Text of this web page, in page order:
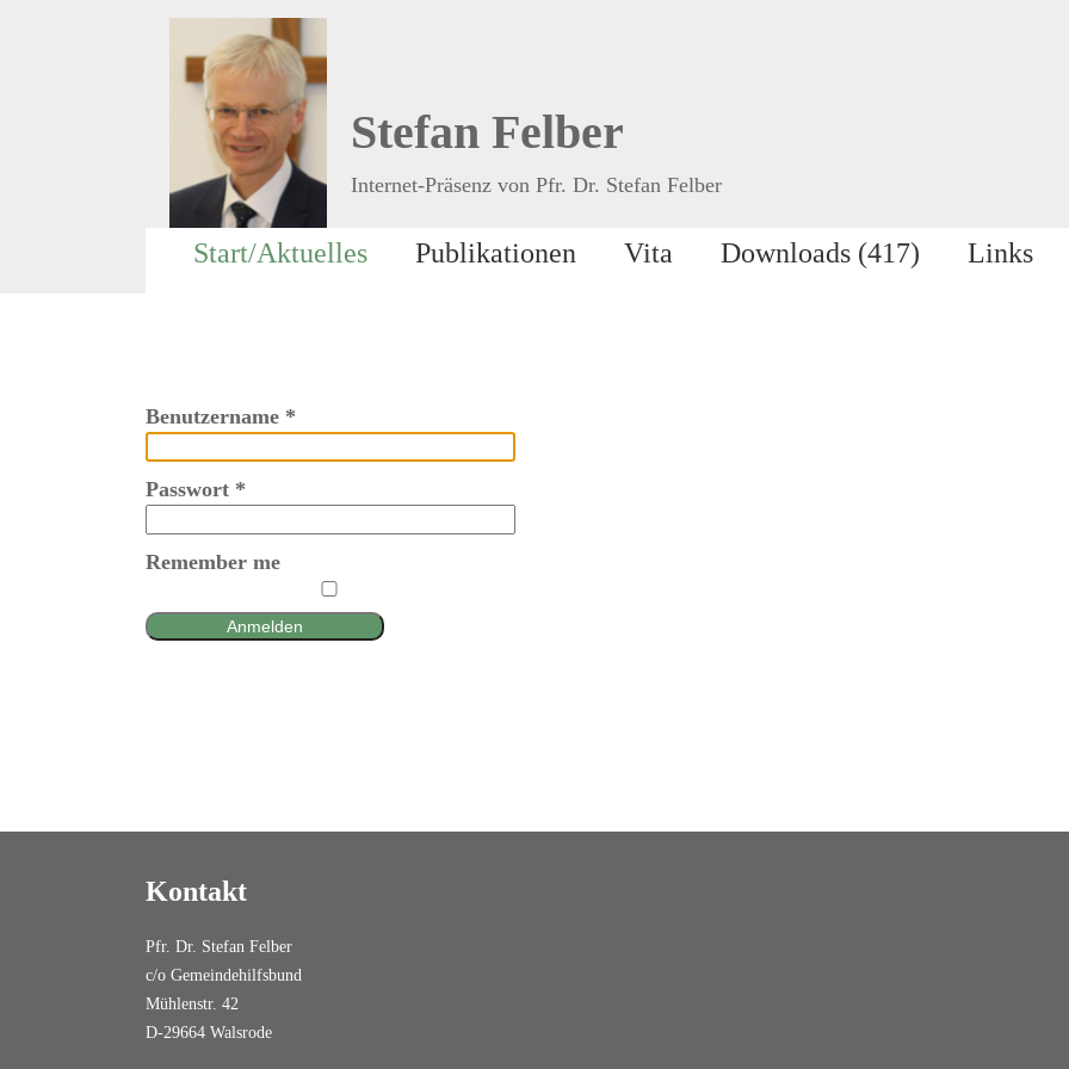
Stefan Felber
Internet-Präsenz von Pfr. Dr. Stefan Felber
Start/Aktuelles Publikationen Vita Downloads (417) Links
Benutzername *
Passwort *
Remember me
Anmelden
Kontakt
Pfr. Dr. Stefan Felber
c/o Gemeindehilfsbund
Mühlenstr. 42
D-29664 Walsrode